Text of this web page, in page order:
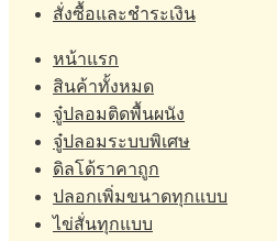
สั่งซื้อและชำระเงิน
หน้าแรก
สินค้าทั้งหมด
จู๋ปลอมติดพื้นผนัง
จู๋ปลอมระบบพิเศษ
ดิลโด้ราคาถูก
ปลอกเพิ่มขนาดทุกแบบ
ไข่สั่นทุกแบบ